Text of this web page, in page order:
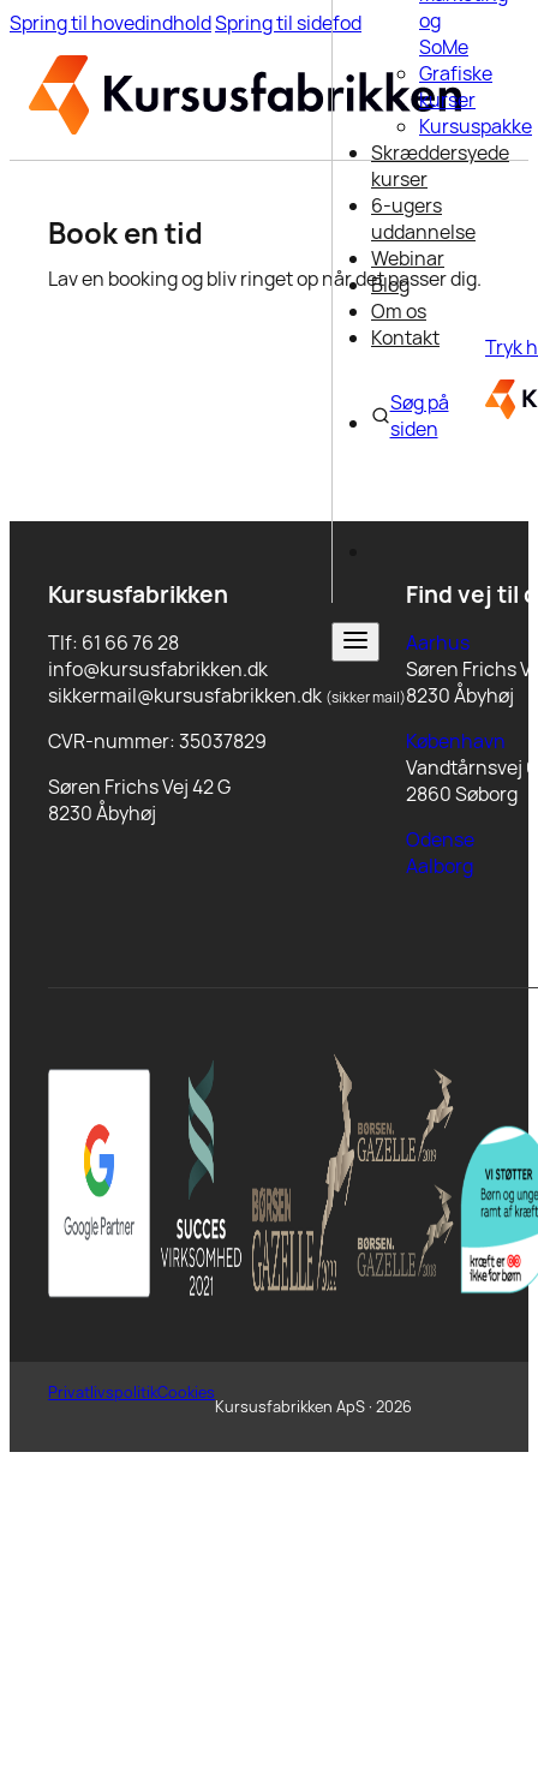
Spring til hovedindholdSpring til sidefod
og
SoMe
Grafiske
kurser
Kursuspakke
Skræddersyede
kurser
6-ugers
uddannelse
Webinar
Blog
Om os
Kontakt
Søg på
siden
Book en tid
Lav en booking og bliv ringet op når det passer dig.
Tryk
Kursusfabrikken
Tlf: 61 66 76 28
info@kursusfabrikken.dk
sikkermail@kursusfabrikken.dk (sikker mail)
CVR-nummer: 35037829
Søren Frichs Vej 42 G
8230 Åbyhøj
Find vej til
Aarhus
Søren Frichs
8230 Åbyhøj
København
Vandtårnsvej
2860 Søborg
Odense
Aalborg
PrivatlivspolitikCookies
Kursusfabrikken ApS · 2026